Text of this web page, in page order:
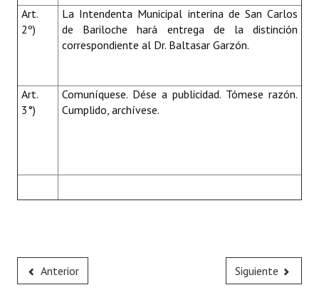
Art.
2º)
La Intendenta Municipal interina de San Carlos
de Bariloche hará entrega de la distinción
correspondiente al Dr. Baltasar Garzón.
Art.
3°)
Comuníquese. Dése a publicidad. Tómese razón.
Cumplido, archívese.
Anterior Siguiente